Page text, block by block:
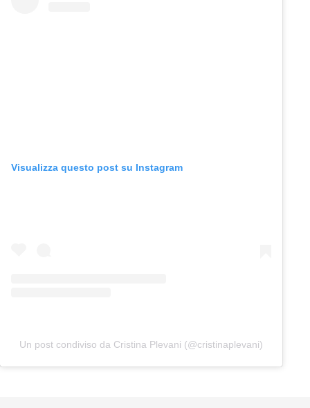
Visualizza questo post su Instagram
Un post condiviso da Cristina Plevani (@cristinaplevani)